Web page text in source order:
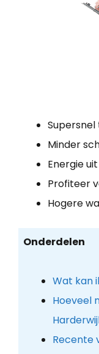
Minder
Energie
Profiteer
Hogere
Onderdelen
Wat kan
Hoeveel
Recente